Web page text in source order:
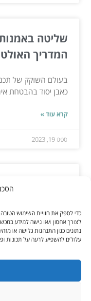
כדי לספק את חוויית השימוש הטובה
לצורך אחסון ו/או גישה למידע
נתונים כגון התנהגות גלישה או
עלולים להשפיע לרעה על תכונות
שליטה באמנות
המדריך
בעולם השוקק של
כאבן יסוד בהבטחת
קרא עוד »
ספט 19, 2023
בוזוקי הוא כלי מיתר
סוג של לאוטה.
קרא עוד »